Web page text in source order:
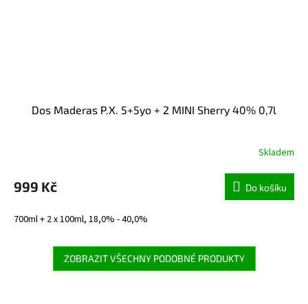
Dos Maderas P.X. 5+5yo + 2 MINI Sherry 40% 0,7l
produktu
je
z
hvězdiček.
Skladem
999 Kč Do košíku
700ml + 2 x 100ml, 18,0% - 40,0%
ZOBRAZIT VŠECHNY PODOBNÉ PRODUKTY